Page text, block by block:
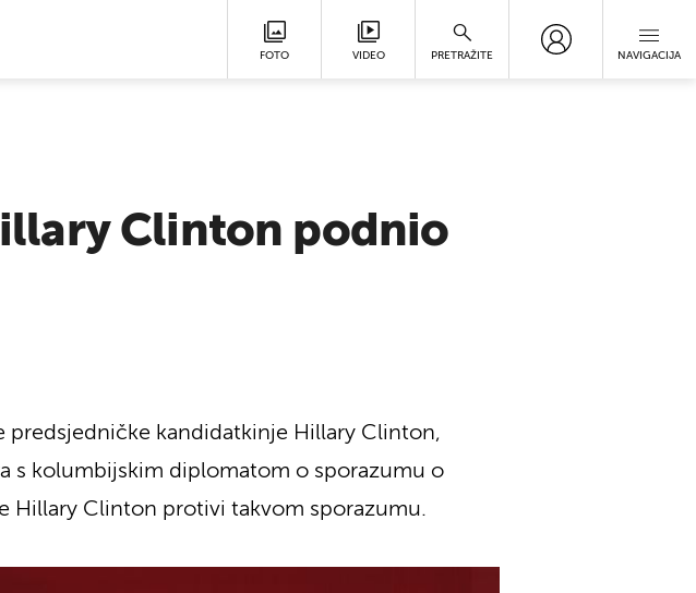
FOTO VIDEO PRETRAŽITE NAVIGACIJA
Clinton podnio
predsjedničke kandidatkinje Hillary Clinton,
s kolumbijskim diplomatom o sporazumu o
Hillary Clinton protivi takvom sporazumu.